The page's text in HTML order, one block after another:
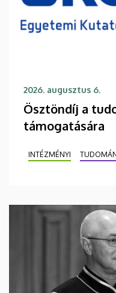
2026. augusztus 6.
Ösztöndíj a
támogatására
INTÉZMÉNYI